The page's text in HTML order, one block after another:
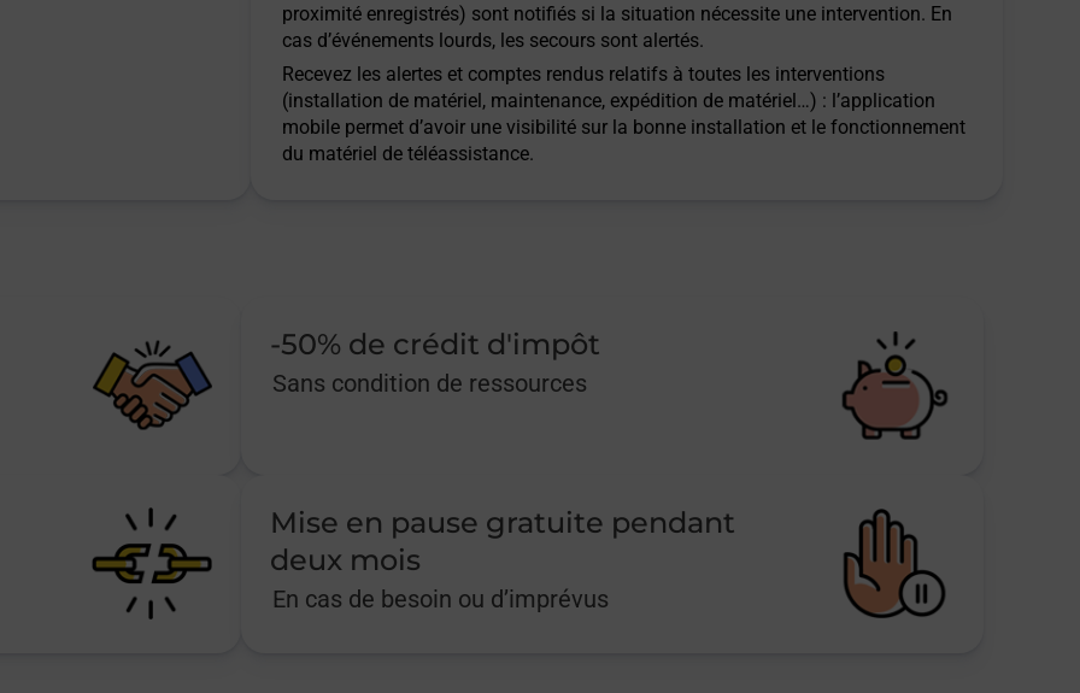
proximité enregistrés) sont notifiés si la situation nécessite une intervention. En
cas d’événements lourds, les secours sont alertés.
Recevez les alertes et comptes rendus relatifs à toutes les interventions
(installation de matériel, maintenance, expédition de matériel…) : l’application
mobile permet d’avoir une visibilité sur la bonne installation et le fonctionnement
du matériel de téléassistance.
-50% de crédit d'impôt
Sans condition de ressources
Mise en pause gratuite pendant
deux mois
En cas de besoin ou d’imprévus